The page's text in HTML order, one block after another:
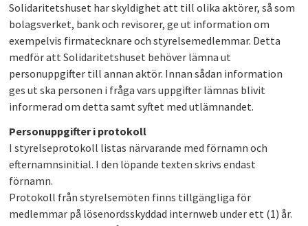
Solidaritetshuset har skyldighet att till olika aktörer, så som
bolagsverket, bank och revisorer, ge ut information om
exempelvis firmatecknare och styrelsemedlemmar. Detta
medför att Solidaritetshuset behöver lämna ut
personuppgifter till annan aktör. Innan sådan information
ges ut ska personen i fråga vars uppgifter lämnas blivit
informerad om detta samt syftet med utlämnandet.
Personuppgifter i protokoll
I styrelseprotokoll listas närvarande med förnamn och
efternamnsinitial. I den löpande texten skrivs endast
förnamn.
Protokoll från styrelsemöten finns tillgängliga för
medlemmar på lösenordsskyddad internweb under ett (1) år.